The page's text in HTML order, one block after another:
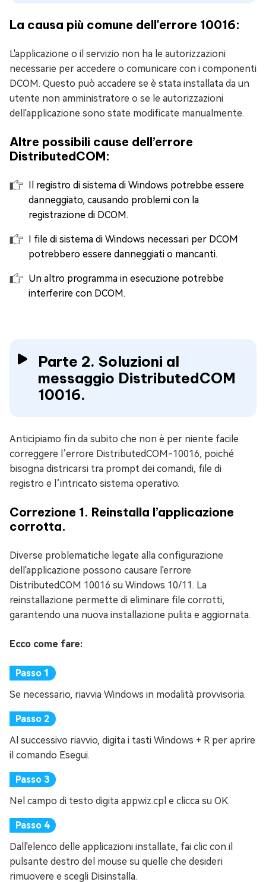
La causa più comune dell'errore 10016:
L'applicazione o il servizio non ha le autorizzazioni
necessarie per accedere o comunicare con i componenti
DCOM. Questo può accadere se è stata installata da un
utente non amministratore o se le autorizzazioni
dell'applicazione sono state modificate manualmente.
Altre possibili cause dell’errore
DistributedCOM:
Il registro di sistema di Windows potrebbe essere
danneggiato, causando problemi con la
registrazione di DCOM.
I file di sistema di Windows necessari per DCOM
potrebbero essere danneggiati o mancanti.
Un altro programma in esecuzione potrebbe
interferire con DCOM.
Parte 2. Soluzioni al
messaggio DistributedCOM
10016.
Anticipiamo fin da subito che non è per niente facile
correggere l’errore DistributedCOM-10016, poiché
bisogna districarsi tra prompt dei comandi, file di
registro e l’intricato sistema operativo.
Correzione 1. Reinstalla l’applicazione
corrotta.
Diverse problematiche legate alla configurazione
dell'applicazione possono causare l'errore
DistributedCOM 10016 su Windows 10/11. La
reinstallazione permette di eliminare file corrotti,
garantendo una nuova installazione pulita e aggiornata.
Ecco come fare:
Se necessario, riavvia Windows in modalità provvisoria.
Al successivo riavvio, digita i tasti Windows + R per aprire
il comando Esegui.
Nel campo di testo digita appwiz.cpl e clicca su OK.
Dall'elenco delle applicazioni installate, fai clic con il
pulsante destro del mouse su quelle che desideri
rimuovere e scegli Disinstalla.